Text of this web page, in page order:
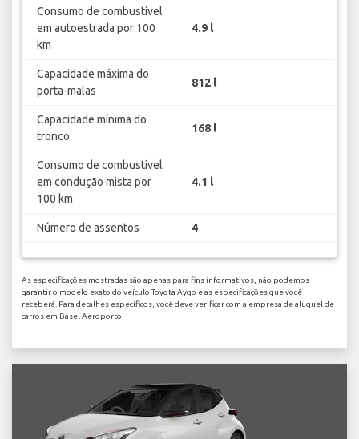
Consumo de combustível
em autoestrada por 100
km
4.9 l
Capacidade máxima do
porta-malas
812 l
Capacidade mínima do
tronco
168 l
Consumo de combustível
em condução mista por
100 km
4.1 l
Número de assentos 4
As especificações mostradas são apenas para fins informativos, não podemos
garantir o modelo exato do veículo Toyota Aygo e as especificações que você
receberá. Para detalhes específicos, você deve verificar com a empresa de aluguel de
carros em Basel Aeroporto.